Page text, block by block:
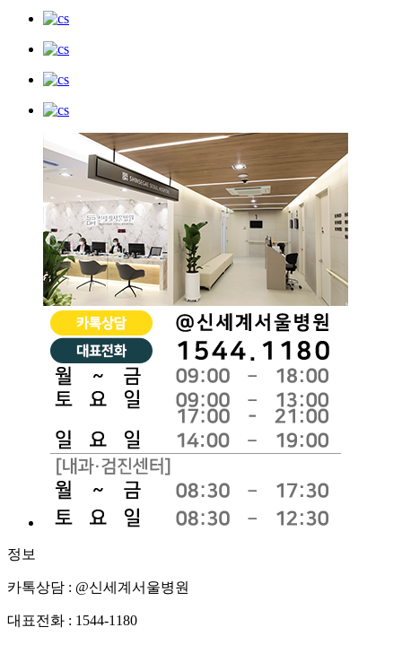
정보
카톡상담 : @신세계서울병원
대표전화 : 1544-1180